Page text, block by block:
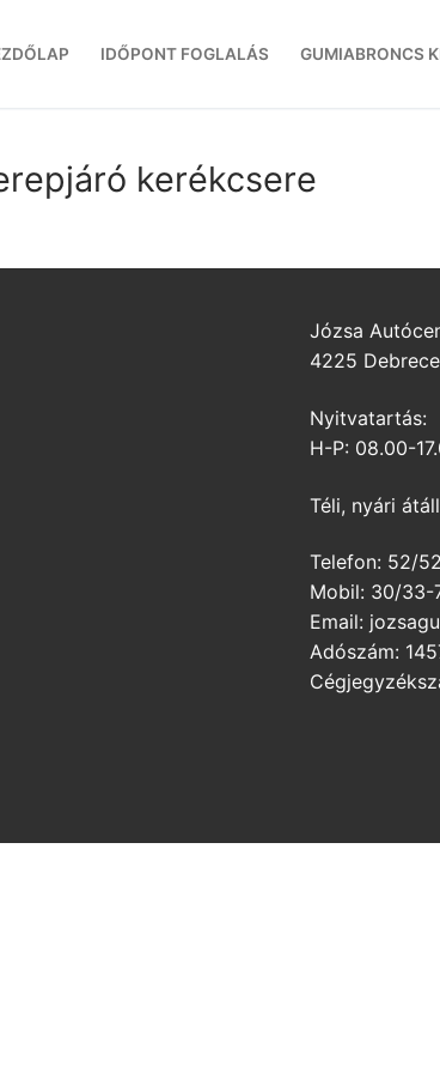
IDŐPONT FOGLALÁS GUMIABRONCS
kerékcsere
Józsa
4225
Nyitvatartás:
H-P: 08.00-
Téli, nyári
Telefon: 52/
Mobil: 30/33-
Email:
Adószám: